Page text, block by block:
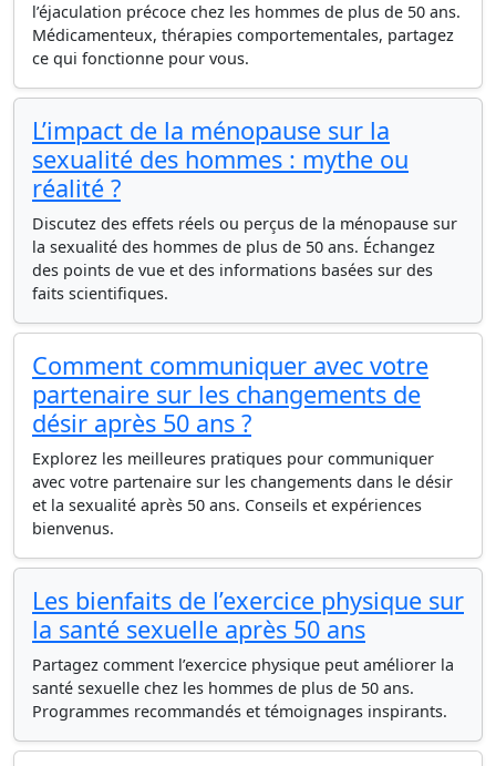
l’éjaculation précoce chez les hommes de plus de 50 ans.
Médicamenteux, thérapies comportementales, partagez
ce qui fonctionne pour vous.
L’impact de la ménopause sur la
sexualité des hommes : mythe ou
réalité ?
Discutez des effets réels ou perçus de la ménopause sur
la sexualité des hommes de plus de 50 ans. Échangez
des points de vue et des informations basées sur des
faits scientifiques.
Comment communiquer avec votre
partenaire sur les changements de
désir après 50 ans ?
Explorez les meilleures pratiques pour communiquer
avec votre partenaire sur les changements dans le désir
et la sexualité après 50 ans. Conseils et expériences
bienvenus.
Les bienfaits de l’exercice physique sur
la santé sexuelle après 50 ans
Partagez comment l’exercice physique peut améliorer la
santé sexuelle chez les hommes de plus de 50 ans.
Programmes recommandés et témoignages inspirants.